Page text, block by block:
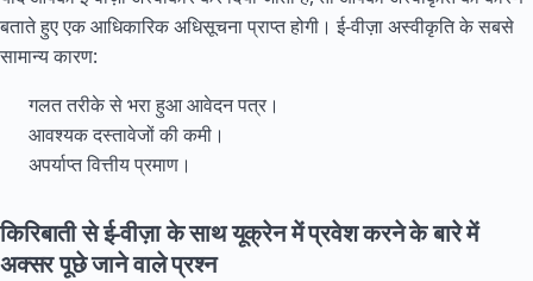
बताते हुए एक आधिकारिक अधिसूचना प्राप्त होगी। ई-वीज़ा अस्वीकृति के सबसे
सामान्य कारण:
गलत तरीके से भरा हुआ आवेदन पत्र।
आवश्यक दस्तावेजों की कमी।
अपर्याप्त वित्तीय प्रमाण।
किरिबाती से ई-वीज़ा के साथ यूक्रेन में प्रवेश करने के बारे में
अक्सर पूछे जाने वाले प्रश्न